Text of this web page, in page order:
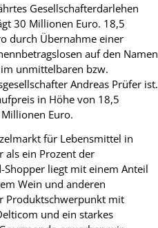
Gesellschafterdarlehen
30 Millionen Euro. 18,5
durch Übernahme einer
auf den Namen
unmittelbaren bzw.
Andreas Prüfer ist.
in Höhe von 18,5
Euro.
für Lebensmittel in
als ein Prozent der
liegt mit einem Anteil
Wein und anderen
Produktschwerpunkt mit
und ein starkes